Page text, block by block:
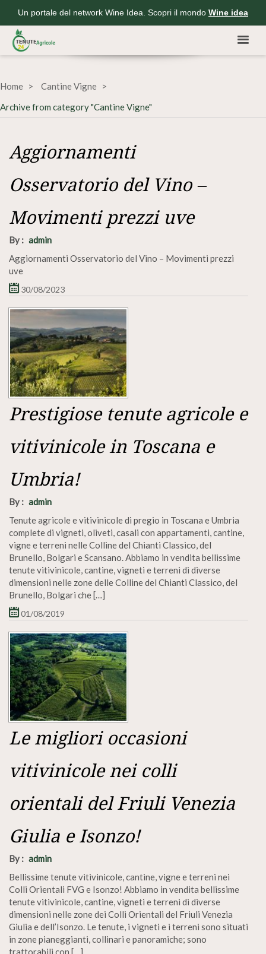
Un portale del network Wine Idea. Scopri il mondo Wine idea
Home
Cantine Vigne
Archive from category "Cantine Vigne"
Aggiornamenti
Osservatorio del Vino –
Movimenti prezzi uve
By : admin
Aggiornamenti Osservatorio del Vino – Movimenti prezzi
uve
30/08/2023
Prestigiose tenute agricole e
vitivinicole in Toscana e
Umbria!
By : admin
Tenute agricole e vitivinicole di pregio in Toscana e Umbria
complete di vigneti, oliveti, casali con appartamenti, cantine,
vigne e terreni nelle Colline del Chianti Classico, del
Brunello, Bolgari e Scansano. Abbiamo in vendita bellissime
tenute vitivinicole, cantine, vigneti e terreni di diverse
dimensioni nelle zone delle Colline del Chianti Classico, del
Brunello, Bolgari che […]
01/08/2019
Le migliori occasioni
vitivinicole nei colli
orientali del Friuli Venezia
Giulia e Isonzo!
By : admin
Bellissime tenute vitivinicole, cantine, vigne e terreni nei
Colli Orientali FVG e Isonzo! Abbiamo in vendita bellissime
tenute vitivinicole, cantine, vigneti e terreni di diverse
dimensioni nelle zone dei Colli Orientali del Friuli Venezia
Giulia e dell’Isonzo. Le tenute, i vigneti e i terreni sono situati
in zone pianeggianti, collinari e panoramiche; sono
trattorabili con […]